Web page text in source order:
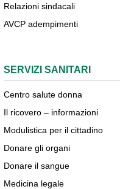
Relazioni sindacali
AVCP adempimenti
SERVIZI SANITARI
Centro salute donna
Il ricovero – informazioni
Modulistica per il cittadino
Donare gli organi
Donare il sangue
Medicina legale